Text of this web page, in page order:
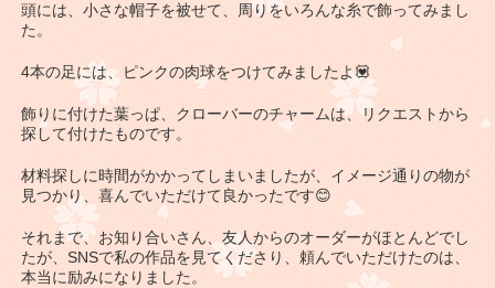
頭には、小さな帽子を被せて、周りをいろんな糸で飾ってみまし
た。
4本の足には、ピンクの肉球をつけてみましたよ💟
飾りに付けた葉っぱ、クローバーのチャームは、リクエストから
探して付けたものです。
材料探しに時間がかかってしまいましたが、イメージ通りの物が
見つかり、喜んでいただけて良かったです😊
それまで、お知り合いさん、友人からのオーダーがほとんどでし
たが、SNSで私の作品を見てくださり、頼んでいただけたのは、
本当に励みになりました。